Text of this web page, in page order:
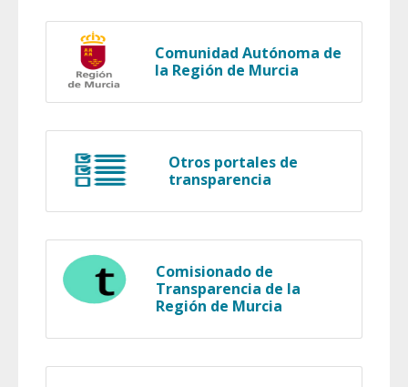
Comunidad Autónoma de
la Región de Murcia
Otros portales de
transparencia
Comisionado de
Transparencia de la
Región de Murcia